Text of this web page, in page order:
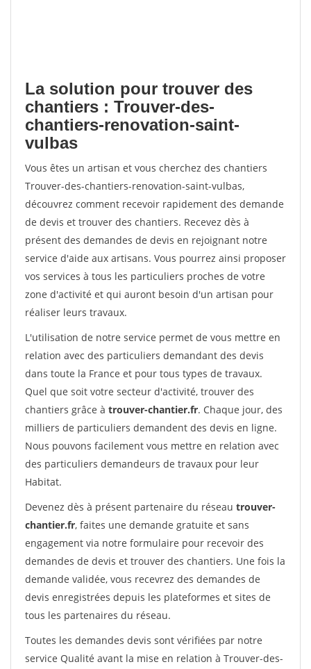
La solution pour trouver des
chantiers : Trouver-des-
chantiers-renovation-saint-
vulbas
Vous êtes un artisan et vous cherchez des chantiers
Trouver-des-chantiers-renovation-saint-vulbas,
découvrez comment recevoir rapidement des demande
de devis et trouver des chantiers. Recevez dès à
présent des demandes de devis en rejoignant notre
service d'aide aux artisans. Vous pourrez ainsi proposer
vos services à tous les particuliers proches de votre
zone d'activité et qui auront besoin d'un artisan pour
réaliser leurs travaux.
L'utilisation de notre service permet de vous mettre en
relation avec des particuliers demandant des devis
dans toute la France et pour tous types de travaux.
Quel que soit votre secteur d'activité, trouver des
chantiers grâce à trouver-chantier.fr. Chaque jour, des
milliers de particuliers demandent des devis en ligne.
Nous pouvons facilement vous mettre en relation avec
des particuliers demandeurs de travaux pour leur
Habitat.
Devenez dès à présent partenaire du réseau trouver-
chantier.fr, faites une demande gratuite et sans
engagement via notre formulaire pour recevoir des
demandes de devis et trouver des chantiers. Une fois la
demande validée, vous recevrez des demandes de
devis enregistrées depuis les plateformes et sites de
tous les partenaires du réseau.
Toutes les demandes devis sont vérifiées par notre
service Qualité avant la mise en relation à Trouver-des-